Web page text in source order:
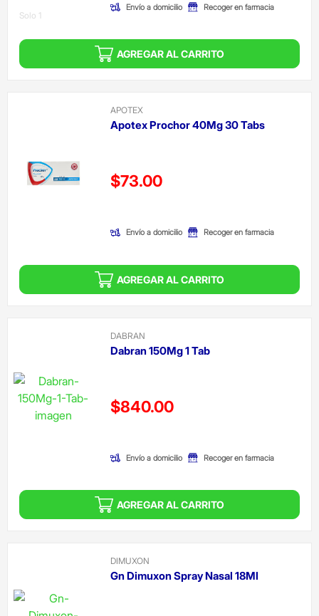
Solo 1
Envío a domicilio Recoger en farmacia
AGREGAR AL CARRITO
APOTEX
Apotex Prochor 40Mg 30 Tabs
Precio reducido de
$73.00
Envío a domicilio Recoger en farmacia
AGREGAR AL CARRITO
DABRAN
Dabran 150Mg 1 Tab
Precio reducido de
$840.00
Envío a domicilio Recoger en farmacia
AGREGAR AL CARRITO
DIMUXON
Gn Dimuxon Spray Nasal 18Ml